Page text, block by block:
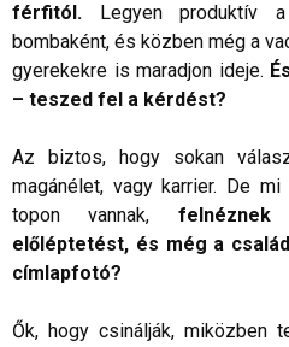
férfitól. Legyen produktív
bombaként, és közben még a
gyerekekre is maradjon ideje.
– teszed fel a kérdést?
Az biztos, hogy sokan
magánélet, vagy karrier. De
topon vannak,
előléptetést, és még a
címlapfotó?
Ők, hogy csinálják, miközben